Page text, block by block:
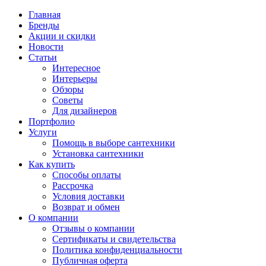
Главная
Бренды
Акции и скидки
Новости
Статьи
Интересное
Интерьеры
Обзоры
Советы
Для дизайнеров
Портфолио
Услуги
Помощь в выборе сантехники
Установка сантехники
Как купить
Способы оплаты
Рассрочка
Условия доставки
Возврат и обмен
О компании
Отзывы о компании
Сертификаты и свидетельства
Политика конфиденциальности
Публичная оферта